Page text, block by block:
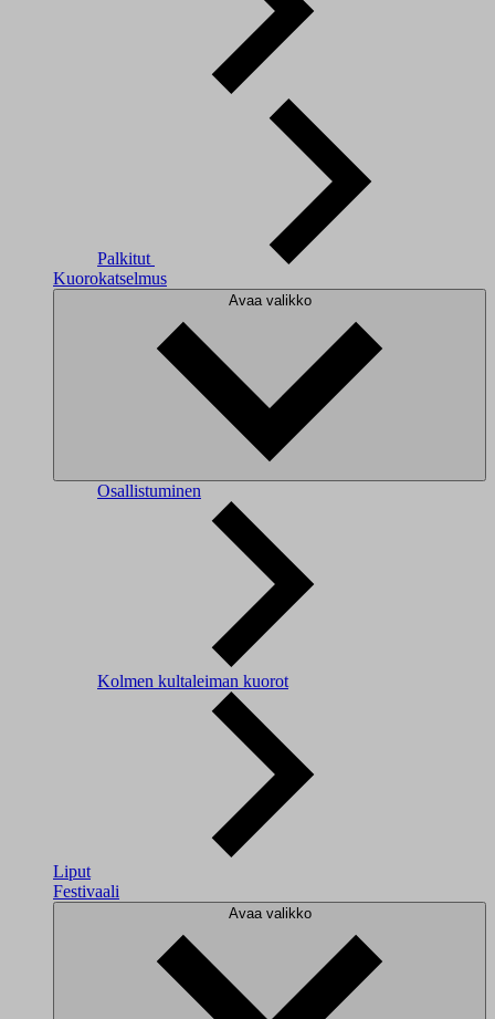
Palkitut
Kuorokatselmus
Avaa valikko
Osallistuminen
Kolmen kultaleiman kuorot
Liput
Festivaali
Avaa valikko